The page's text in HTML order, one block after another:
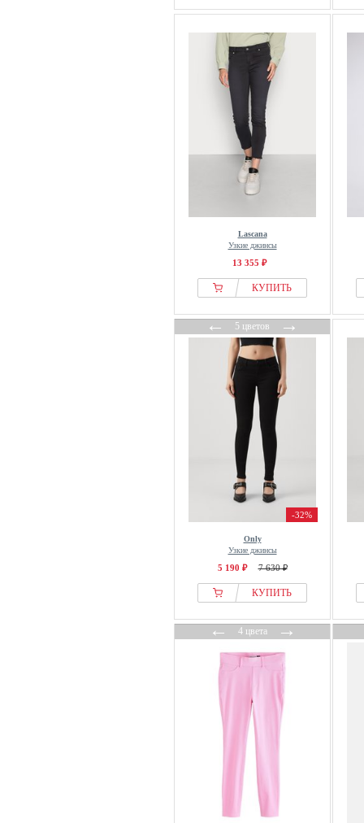
Lascana
Узкие джинсы
13 355 ₽
КУПИТЬ
←5 цветов→
-32%
Only
Узкие джинсы
5 190 ₽ 7 630 ₽
КУПИТЬ
←4 цвета→